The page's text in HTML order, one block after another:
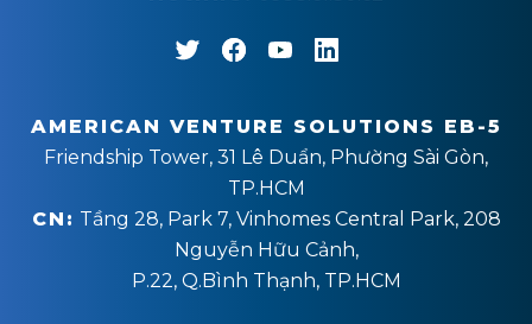
AMERICAN VENTURE SOLUTIONS EB-5
Friendship Tower, 31 Lê Duẩn, Phường Sài Gòn,
TP.HCM
CN: Tầng 28, Park 7, Vinhomes Central Park, 208
Nguyễn Hữu Cảnh,
P.22, Q.Bình Thạnh, TP.HCM